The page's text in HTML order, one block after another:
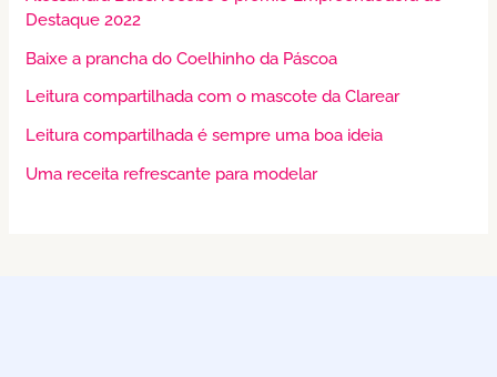
:Destaque 2022
Baixe a prancha do Coelhinho da Páscoa
Leitura compartilhada com o mascote da Clarear
Leitura compartilhada é sempre uma boa ideia
Uma receita refrescante para modelar